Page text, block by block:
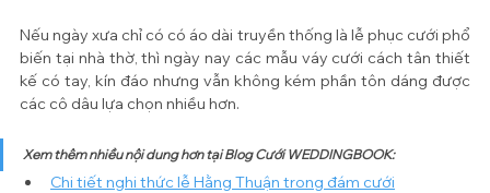
Nếu ngày xưa chỉ có có áo dài truyền thống là lễ phục cưới phổ
biến tại nhà thờ, thì ngày nay các mẫu váy cưới cách tân thiết
kế có tay, kín đáo nhưng vẫn không kém phần tôn dáng được
các cô dâu lựa chọn nhiều hơn.
Xem thêm nhiều nội dung hơn tại Blog Cưới WEDDINGBOOK:
Chi tiết nghi thức lễ Hằng Thuận trong đám cưới